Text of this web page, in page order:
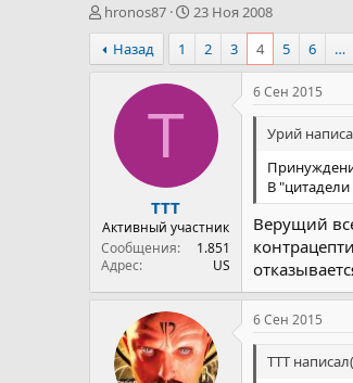
А
в
т
о
hronos87
Д
а
а
н
а
23 Ноя 2008
Назад
1 2 3 4 5 6 …
T
TTT
Активный участник
Сообщения
1.851
Адрес
US
6 Сен 2015
Урий
В
Верущий
6 Сен 2015
TTT